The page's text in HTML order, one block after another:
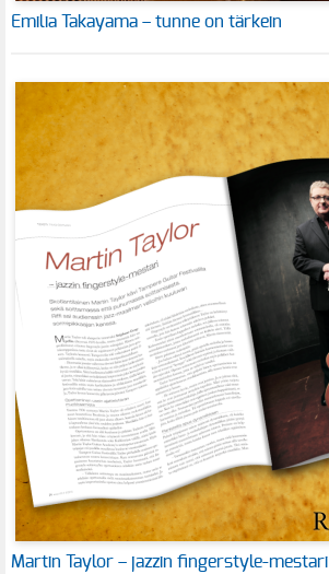
Emilia Takayama – tunne on tärkein
Martin Taylor – jazzin fingerstyle-mestari